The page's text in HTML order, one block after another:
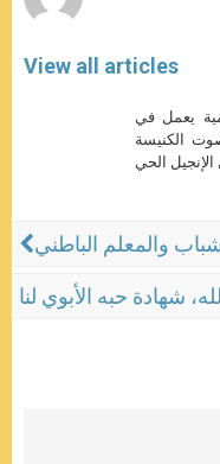
View all articles
يعمل في
الكنيسة
والمعلم الباطني
شهادة حبه الأبوي لنا